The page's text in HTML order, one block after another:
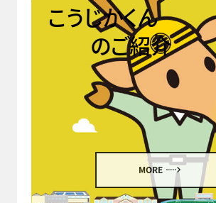
こうじかくん
のご紹介
MORE